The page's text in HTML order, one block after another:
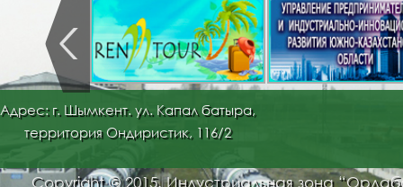
Адрес: г. Шымкент. ул. Капал батыра,
территория Ондиристик, 116/2
Copyright © 2015. Индустриальная зона